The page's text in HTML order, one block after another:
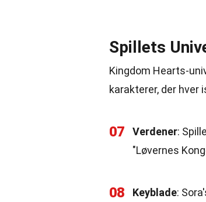
Spillets
Kingdom Hearts-
karakterer, der
07 Verdener:
"Løvernes
08 Keyblade: